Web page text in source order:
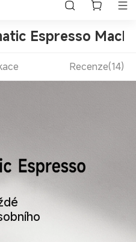
Espresso
Recenze(14)